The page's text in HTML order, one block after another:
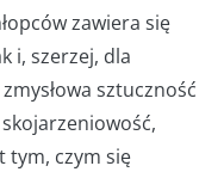
zawiera się
i, szerzej, dla
sztuczność
tym, czym się